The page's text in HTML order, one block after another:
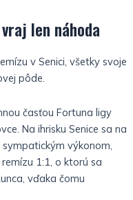
len náhoda
v Senici, všetky svoje
pôde.
časťou Fortuna ligy
Na ihrisku Senice sa na
výkonom,
1:1, o ktorú sa
vďaka čomu